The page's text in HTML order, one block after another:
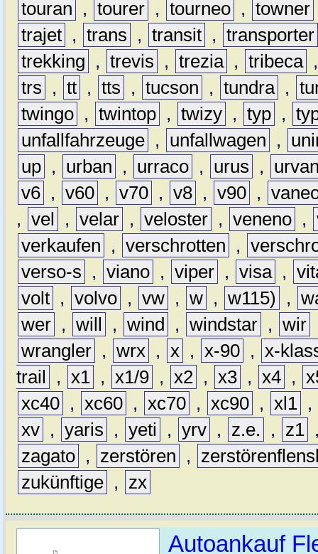
touran , tourer , tourneo , towner
trajet , trans , transit , transporter
trekking
, trevis , trezia , tribeca
trs
, tt , tts , tucson , tundra ,
twingo , twintop , twizy , typ ,
unfallfahrzeuge , unfallwagen ,
up , urban , urraco , urus ,
v6 , v60 , v70 , v8 , v90 ,
, vel , velar , veloster , veneno ,
verkaufen
, verschrotten ,
verso-s
, viano , viper , visa ,
volt , volvo , vw , w , w115) ,
wer , will , wind , windstar , wir
wrangler , wrx , x , x-90 , x-
trail
, x1 , x1/9 , x2 , x3 , x4 ,
xc40 , xc60 , xc70 , xc90 , xl1 ,
xv , yaris , yeti , yrv , z.e. , z1
zagato , zerstören ,
zukünftige , zx
Autoankauf